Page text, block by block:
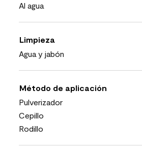
Al agua
Limpieza
Agua y jabón
Método de aplicación
Pulverizador
Cepillo
Rodillo